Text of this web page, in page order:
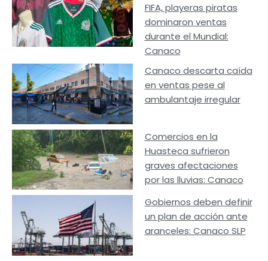
FIFA, playeras piratas
dominaron ventas
durante el Mundial:
Canaco
Canaco descarta caída
en ventas pese al
ambulantaje irregular
Comercios en la
Huasteca sufrieron
graves afectaciones
por las lluvias: Canaco
Gobiernos deben definir
un plan de acción ante
aranceles: Canaco SLP